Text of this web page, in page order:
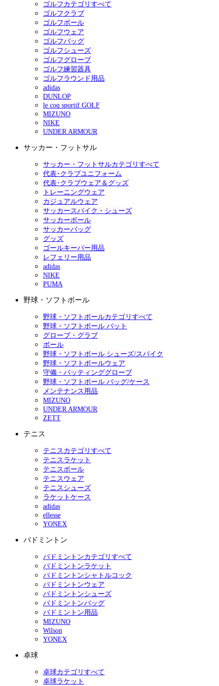
ゴルフカテゴリすべて
ゴルフクラブ
ゴルフボール
ゴルフウェア
ゴルフバッグ
ゴルフシューズ
ゴルフグローブ
ゴルフ練習器具
ゴルフラウンド用品
adidas
DUNLOP
le coq sportif GOLF
MIZUNO
NIKE
UNDER ARMOUR
サッカー・フットサル
サッカー・フットサルカテゴリすべて
代表･クラブユニフォーム
代表･クラブウェア＆グッズ
トレーニングウェア
カジュアルウェア
サッカースパイク・シューズ
サッカーボール
サッカーバッグ
グッズ
ゴールキーパー用品
レフェリー用品
adidas
NIKE
PUMA
野球・ソフトボール
野球・ソフトボールカテゴリすべて
野球・ソフトボール バット
グローブ・グラブ
ボール
野球・ソフトボール シューズ/スパイク
野球・ソフトボールウェア
守備・バッティンググローブ
野球・ソフトボール バッグ/ケース
メンテナンス用品
MIZUNO
UNDER ARMOUR
ZETT
テニス
テニスカテゴリすべて
テニスラケット
テニスボール
テニスウェア
テニスシューズ
ラケットケース
adidas
ellesse
YONEX
バドミントン
バドミントンカテゴリすべて
バドミントンラケット
バドミントンシャトルコック
バドミントンウェア
バドミントンシューズ
バドミントンバッグ
バドミントン用品
MIZUNO
Wilson
YONEX
卓球
卓球カテゴリすべて
卓球ラケット